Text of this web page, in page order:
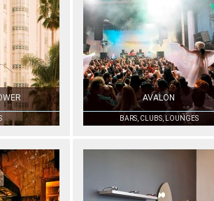
AVALON
BARS, CLUBS, LOUNGES